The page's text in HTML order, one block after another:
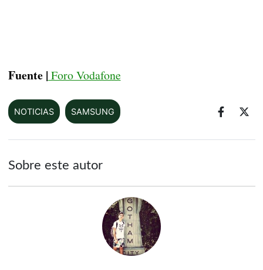
Fuente | Foro Vodafone
NOTICIAS SAMSUNG
Sobre este autor